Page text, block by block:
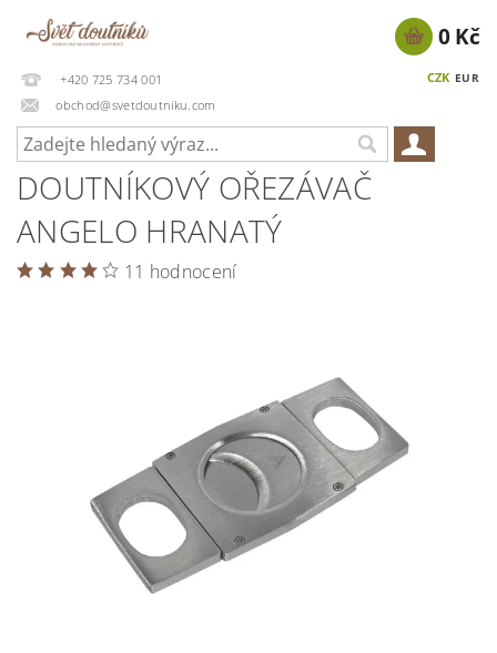
+420 725 734 001
obchod@svetdoutniku.com
CZK EUR
0 Kč
DOUTNÍKOVÝ OŘEZÁVAČ
ANGELO HRANATÝ
11 hodnocení